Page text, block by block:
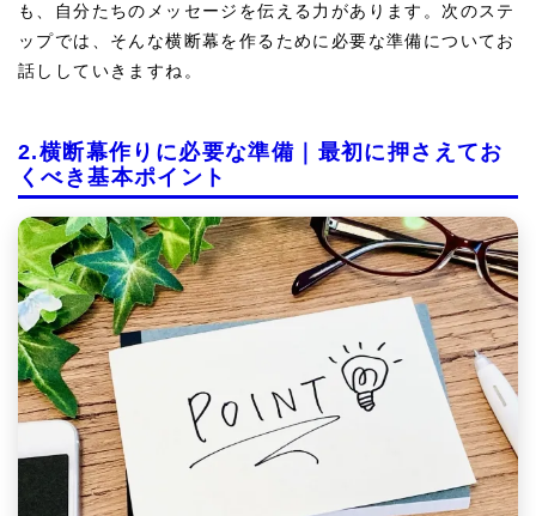
も、自分たちのメッセージを伝える力があります。次のステ
ップでは、そんな横断幕を作るために必要な準備についてお
話ししていきますね。
2.横断幕作りに必要な準備｜最初に押さえてお
くべき基本ポイント